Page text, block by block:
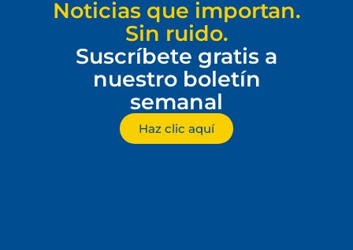
Noticias que importan.
Sin ruido.
Suscríbete gratis a
nuestro boletín
semanal
Haz clic aquí